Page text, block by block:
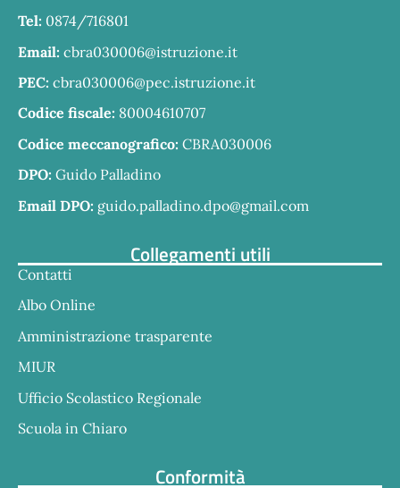
Tel: 0874/716801
Email: cbra030006@istruzione.it
PEC: cbra030006@pec.istruzione.it
Codice fiscale: 80004610707
Codice meccanografico: CBRA030006
DPO: Guido Palladino
Email DPO: guido.palladino.dpo@gmail.com
Collegamenti utili
Contatti
Albo Online
Amministrazione trasparente
MIUR
Ufficio Scolastico Regionale
Scuola in Chiaro
Conformità